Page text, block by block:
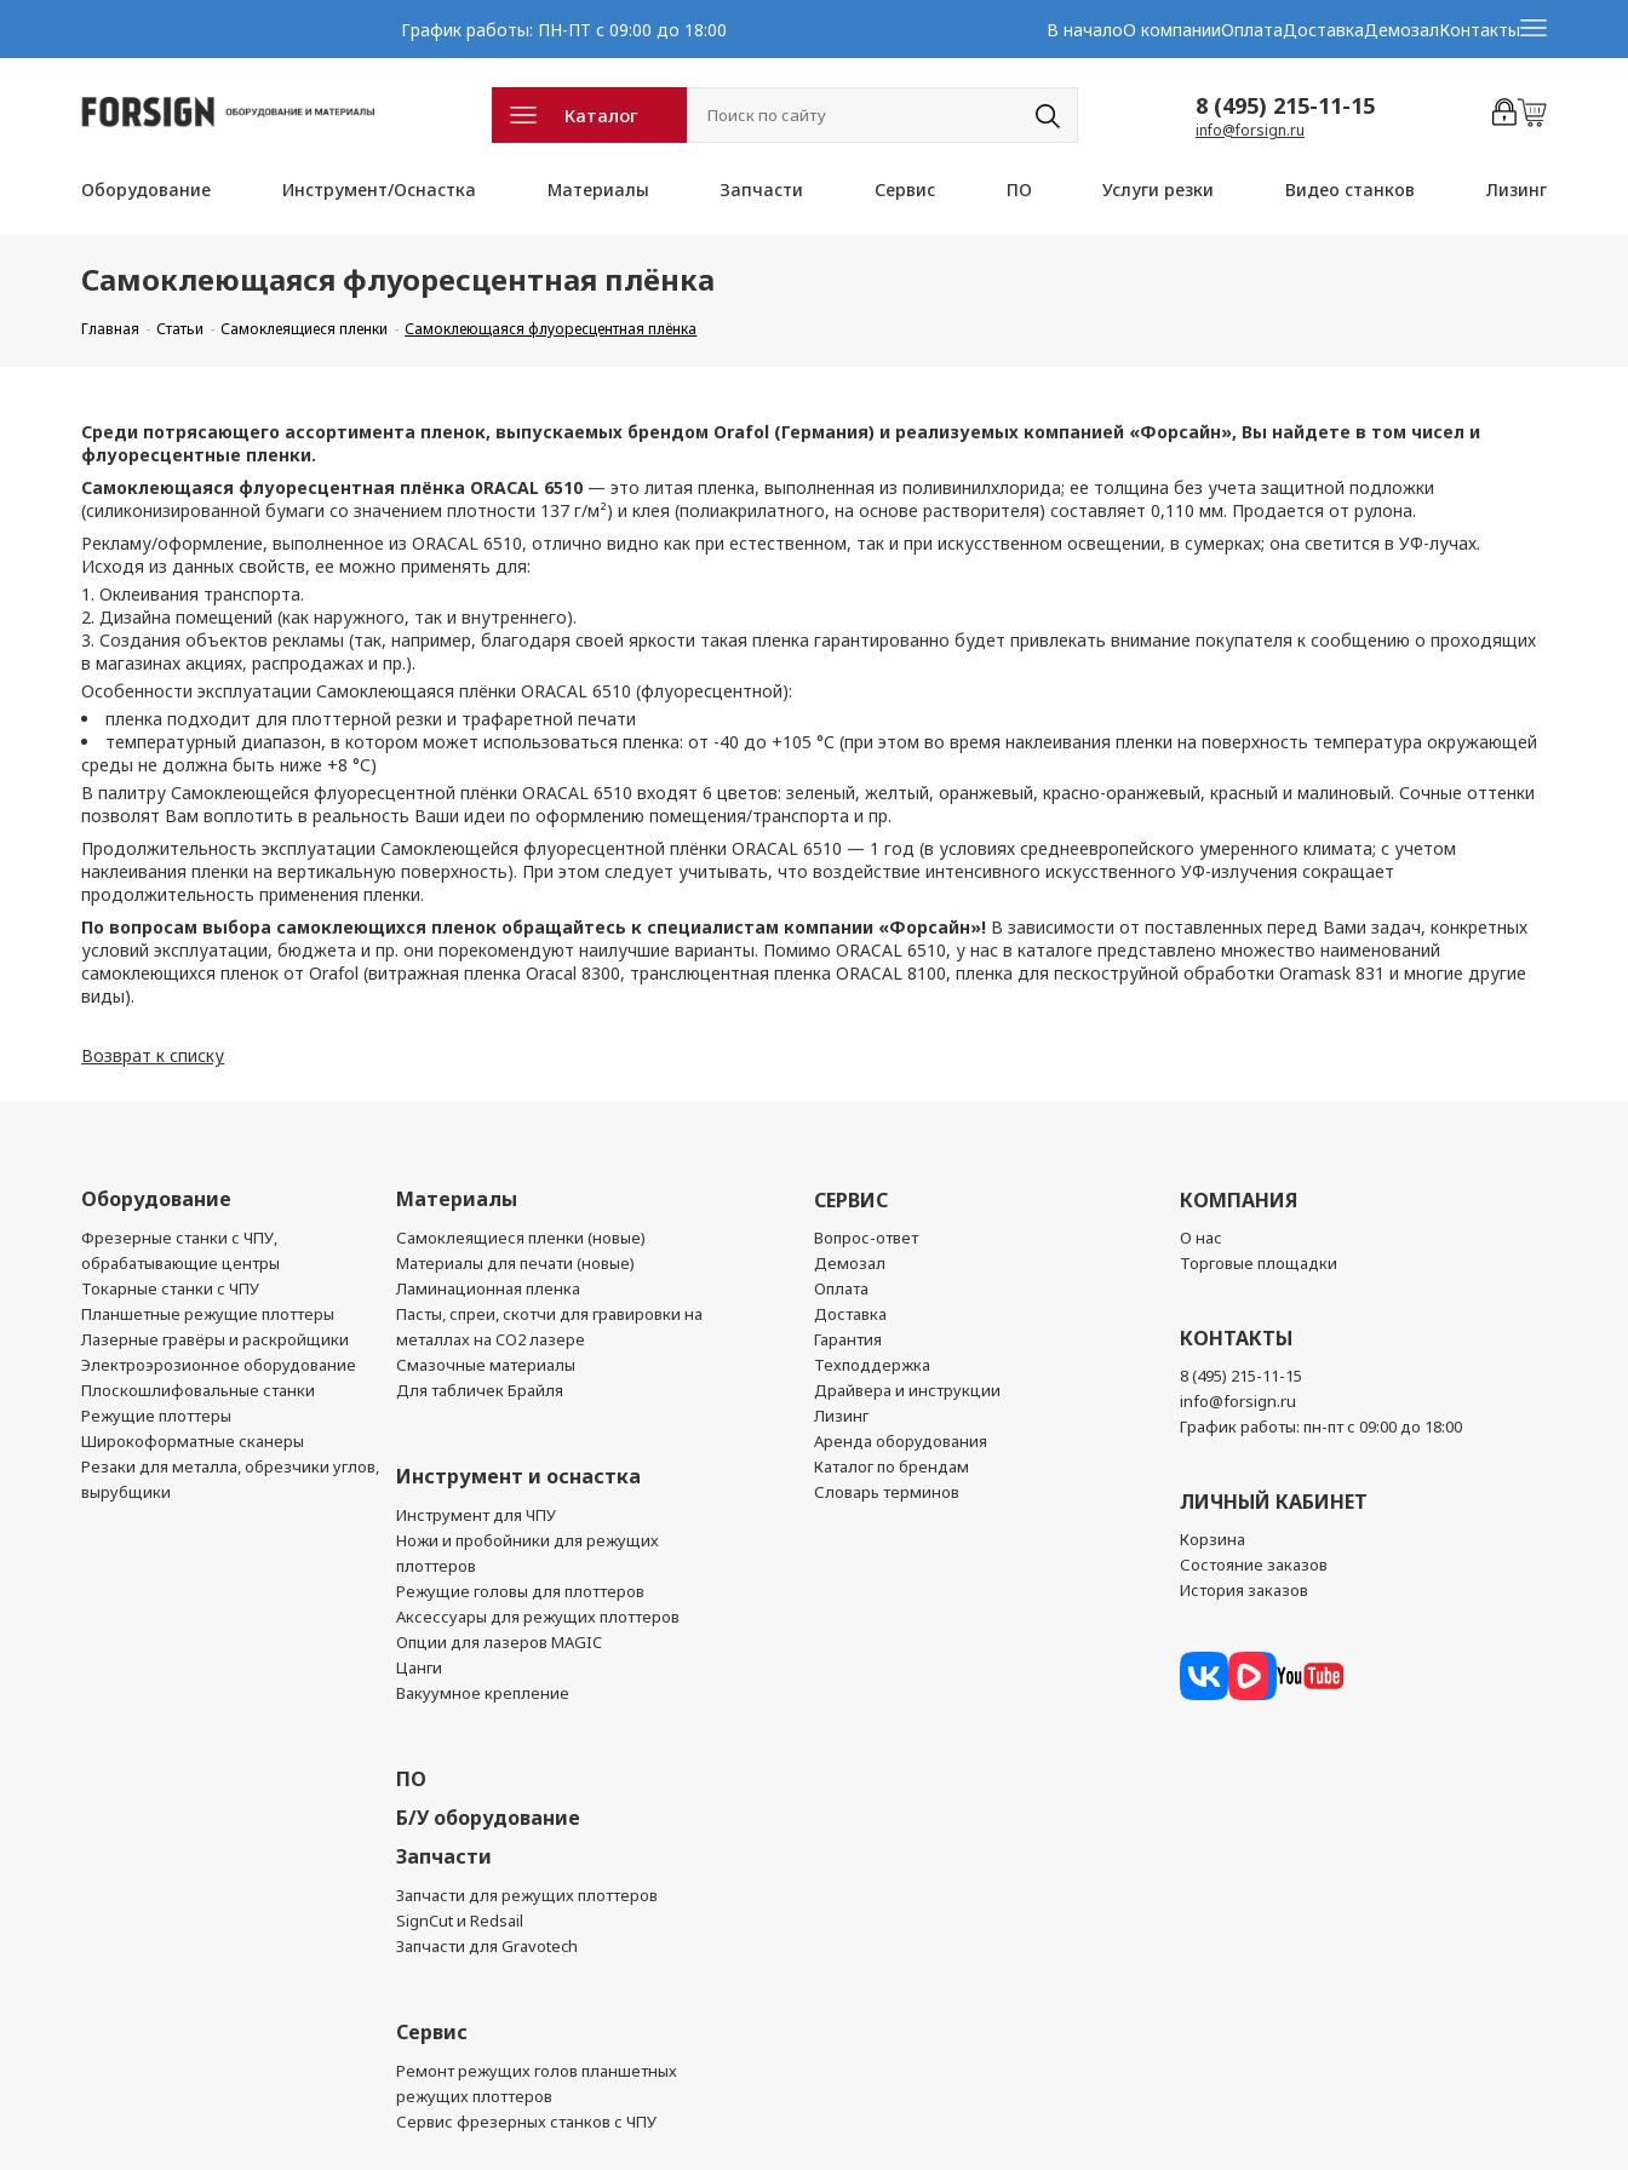
График работы: ПН-ПТ с 09:00 до 18:00 В началоО компанииОплатаДоставкаДемозалКонтакты
Каталог 8 (495) 215-11-15
info@forsign.ru
Оборудование Инструмент/Оснастка Материалы Запчасти Сервис ПО Услуги резки Видео станков Лизинг
Самоклеющаяся флуоресцентная плёнка
Главная Статьи Самоклеящиеся пленки Самоклеющаяся флуоресцентная плёнка
Среди потрясающего ассортимента пленок, выпускаемых брендом Orafol (Германия) и реализуемых компанией «Форсайн», Вы найдете в том чисел и
флуоресцентные пленки.
Самоклеющаяся флуоресцентная плёнка ORACAL 6510 — это литая пленка, выполненная из поливинилхлорида; ее толщина без учета защитной подложки
(силиконизированной бумаги со значением плотности 137 г/м²) и клея (полиакрилатного, на основе растворителя) составляет 0,110 мм. Продается от рулона.
Рекламу/оформление, выполненное из ORACAL 6510, отлично видно как при естественном, так и при искусственном освещении, в сумерках; она светится в УФ-лучах.
Исходя из данных свойств, ее можно применять для:
Оклеивания транспорта.
Дизайна помещений (как наружного, так и внутреннего).
Создания объектов рекламы (так, например, благодаря своей яркости такая пленка гарантированно будет привлекать внимание покупателя к сообщению о проходящих
в магазинах акциях, распродажах и пр.).
Особенности эксплуатации Самоклеющаяся плёнки ORACAL 6510 (флуоресцентной):
пленка подходит для плоттерной резки и трафаретной печати
температурный диапазон, в котором может использоваться пленка: от -40 до +105 °С (при этом во время наклеивания пленки на поверхность температура окружающей
среды не должна быть ниже +8 °С)
В палитру Самоклеющейся флуоресцентной плёнки ORACAL 6510 входят 6 цветов: зеленый, желтый, оранжевый, красно-оранжевый, красный и малиновый. Сочные оттенки
позволят Вам воплотить в реальность Ваши идеи по оформлению помещения/транспорта и пр.
Продолжительность эксплуатации Самоклеющейся флуоресцентной плёнки ORACAL 6510 — 1 год (в условиях среднеевропейского умеренного климата; с учетом
наклеивания пленки на вертикальную поверхность). При этом следует учитывать, что воздействие интенсивного искусственного УФ-излучения сокращает
продолжительность применения пленки.
По вопросам выбора самоклеющихся пленок обращайтесь к специалистам компании «Форсайн»! В зависимости от поставленных перед Вами задач, конкретных
условий эксплуатации, бюджета и пр. они порекомендуют наилучшие варианты. Помимо ORACAL 6510, у нас в каталоге представлено множество наименований
самоклеющихся пленок от Orafol (витражная пленка Oracal 8300, транслюцентная пленка ORACAL 8100, пленка для пескоструйной обработки Oramask 831 и многие другие
виды).
Возврат к списку
Оборудование
Фрезерные станки с ЧПУ,
обрабатывающие центры
Токарные станки с ЧПУ
Планшетные режущие плоттеры
Лазерные гравёры и раскройщики
Электроэрозионное оборудование
Плоскошлифовальные станки
Режущие плоттеры
Широкоформатные сканеры
Резаки для металла, обрезчики углов,
вырубщики
Материалы
Самоклеящиеся пленки (новые)
Материалы для печати (новые)
Ламинационная пленка
Пасты, спреи, скотчи для гравировки на
металлах на CO2 лазере
Смазочные материалы
Для табличек Брайля
Инструмент и оснастка
Инструмент для ЧПУ
Ножи и пробойники для режущих
плоттеров
Режущие головы для плоттеров
Аксессуары для режущих плоттеров
Опции для лазеров MAGIC
Цанги
Вакуумное крепление
ПО
Б/У оборудование
Запчасти
Запчасти для режущих плоттеров
SignCut и Redsail
Запчасти для Gravotech
Сервис
Ремонт режущих голов планшетных
режущих плоттеров
Сервис фрезерных станков с ЧПУ
СЕРВИС
Вопрос-ответ
Демозал
Оплата
Доставка
Гарантия
Техподдержка
Драйвера и инструкции
Лизинг
Аренда оборудования
Каталог по брендам
Словарь терминов
КОМПАНИЯ
О нас
Торговые площадки
КОНТАКТЫ
8 (495) 215-11-15
info@forsign.ru
График работы: пн-пт с 09:00 до 18:00
ЛИЧНЫЙ КАБИНЕТ
Корзина
Состояние заказов
История заказов